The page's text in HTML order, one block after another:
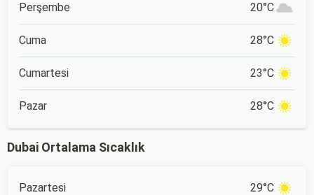
Perşembe 20°C
Cuma 28°C
Cumartesi 23°C
Pazar 28°C
Dubai Ortalama Sıcaklık
Pazartesi 29°C